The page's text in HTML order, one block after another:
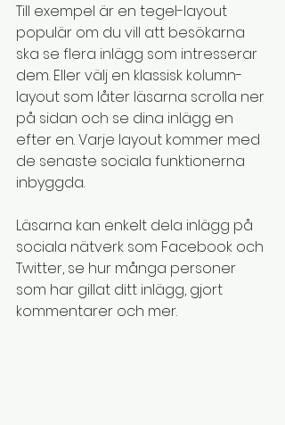
Till exempel är en tegel-layout
populär om du vill att besökarna
ska se flera inlägg som intresserar
dem. Eller välj en klassisk kolumn-
layout som låter läsarna scrolla ner
på sidan och se dina inlägg en
efter en. Varje layout kommer med
de senaste sociala funktionerna
inbyggda.
Läsarna kan enkelt dela inlägg på
sociala nätverk som Facebook och
Twitter, se hur många personer
som har gillat ditt inlägg, gjort
kommentarer och mer.